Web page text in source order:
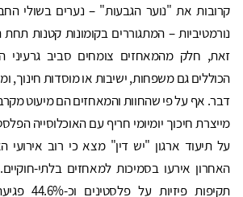
קרובות את "נוער הגבעות" – נערים בשולי
נורמטיביות – המתגוררים בקומונות קטנות
זאת, חלק מהמאחזים צומחים סביב גרעיני
הכוללים גם משפחות, ישיבות או מוסדות חינוך,
דבר. אף על פי שהחוות והמאחזים הם מיעוט
מייצרת חיכוך יומיומי חריף עם האוכלוסייה
תקיפות